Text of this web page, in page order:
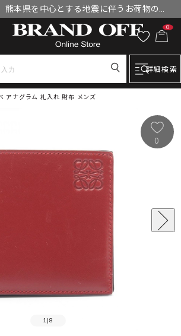
熊本県を中心とする地震に伴うお荷物のお
届けについて
0
詳細検索
アナグラム 札入れ 財布 メンズ
1 |8
0